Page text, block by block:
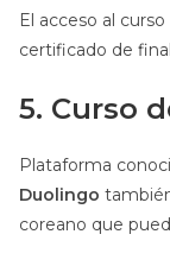
El acceso al
certificado de
5. Curso
Plataforma
Duolingo
coreano que